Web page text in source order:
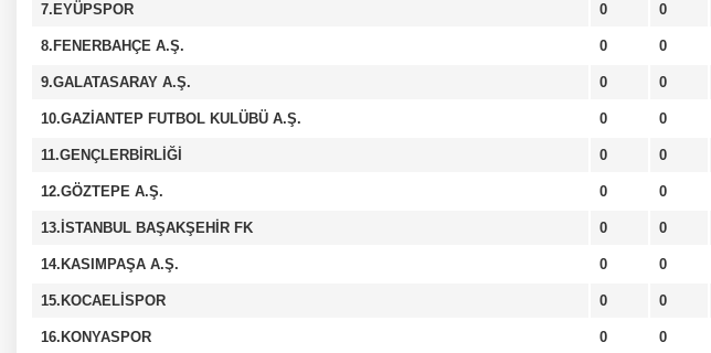
7.EYÜPSPOR 0 0
8.FENERBAHÇE A.Ş. 0 0
9.GALATASARAY A.Ş. 0 0
10.GAZİANTEP FUTBOL KULÜBÜ A.Ş. 0 0
11.GENÇLERBİRLİĞİ 0 0
12.GÖZTEPE A.Ş. 0 0
13.İSTANBUL BAŞAKŞEHİR FK 0 0
14.KASIMPAŞA A.Ş. 0 0
15.KOCAELİSPOR 0 0
16.KONYASPOR 0 0